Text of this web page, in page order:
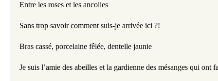
Entre les roses et les ancolies
Sans trop savoir comment suis-je arrivée ici ?!
Bras cassé, porcelaine fêlée, dentelle jaunie
Je suis l’amie des abeilles et la gardienne des mésanges qui ont